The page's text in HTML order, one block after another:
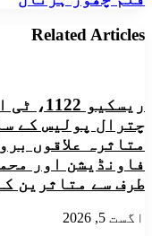
اللہ
فیضی
چترال
ڈسٹرکٹ
اکاءونٹ
آفس
چترال
کے
ملازمین
نے
منگل
کے
Related Articles
ریسکیو
چترال پولیس کے
متاثرہ علاقوں
فاونڈیشن اور
طرف سے متاثرین
اگست 5, 2026